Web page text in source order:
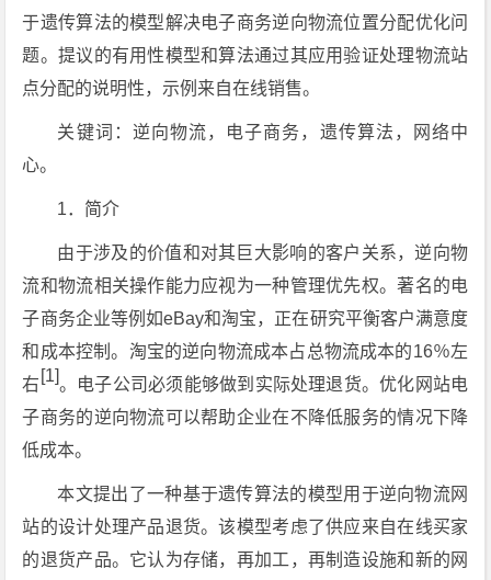
于遗传算法的模型解决电子商务逆向物流位置分配优化问
题。提议的有用性模型和算法通过其应用验证处理物流站
点分配的说明性，示例来自在线销售。
关键词：逆向物流，电子商务，遗传算法，网络中
心。
1．简介
由于涉及的价值和对其巨大影响的客户关系，逆向物
流和物流相关操作能力应视为一种管理优先权。著名的电
子商务企业等例如eBay和淘宝，正在研究平衡客户满意度
和成本控制。淘宝的逆向物流成本占总物流成本的16％左
右 [1]。电子公司必须能够做到实际处理退货。优化网站电
子商务的逆向物流可以帮助企业在不降低服务的情况下降
低成本。
本文提出了一种基于遗传算法的模型用于逆向物流网
站的设计处理产品退货。该模型考虑了供应来自在线买家
的退货产品。它认为存储，再加工，再制造设施和新的网